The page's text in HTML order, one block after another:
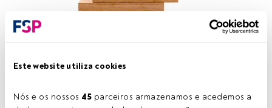
Este website utiliza cookies
Nós e os nossos 45 parceiros armazenamos e acedemos a